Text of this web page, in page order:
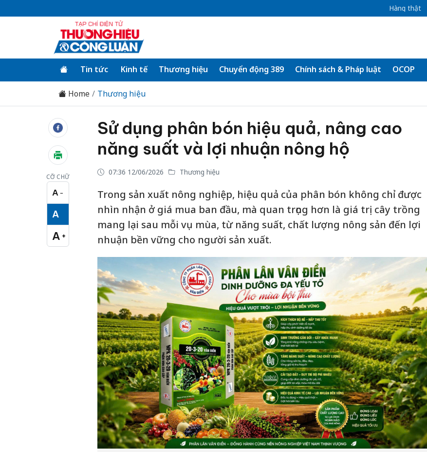
Hàng thật
Tin tức Kinh tế Thương hiệu Chuyển động 389 Chính sách & Pháp luật OCOP
Home Thương hiệu
CỠ CHỮ
A −
Cỡ chữ nhỏ
A
Cỡ chữ vừa
A +
Cỡ chữ lớn
Sử dụng phân bón hiệu quả, nâng cao
năng suất và lợi nhuận nông hộ
07:36 12/06/2026 Thương hiệu
Trong sản xuất nông nghiệp, hiệu quả của phân bón không chỉ được
nhìn nhận ở giá mua ban đầu, mà quan trọng hơn là giá trị cây trồng
mang lại sau mỗi vụ mùa, từ năng suất, chất lượng nông sản đến lợi
nhuận bền vững cho người sản xuất.